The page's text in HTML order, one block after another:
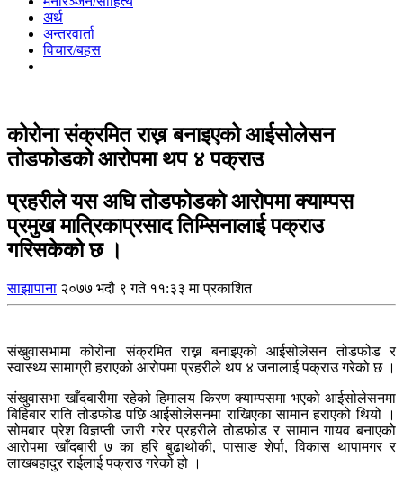
अर्थ
अन्तरवार्ता
विचार/बहस
कोरोना संक्रमित राख्न बनाइएको आईसोलेसन
तोडफोडको आरोपमा थप ४ पक्राउ
प्रहरीले यस अघि तोडफोडको आरोपमा क्याम्पस
प्रमुख मात्रिकाप्रसाद तिम्सिनालाई पक्राउ
गरिसकेको छ ।
साझापाना २०७७ भदौ ९ गते ११:३३ मा प्रकाशित
संखुवासभामा कोरोना संक्रमित राख्न बनाइएको आईसोलेसन तोडफोड र
स्वास्थ्य सामाग्री हराएको आरोपमा प्रहरीले थप ४ जनालाई पक्राउ गरेको छ ।
संखुवासभा खाँदबारीमा रहेको हिमालय किरण क्याम्पसमा भएको आईसोलेसनमा
बिहिबार राति तोडफोड पछि आईसोलेसनमा राखिएका सामान हराएको थियो ।
सोमबार प्रेश विज्ञप्ती जारी गरेर प्रहरीले तोडफोड र सामान गायव बनाएको
आरोपमा खाँदबारी ७ का हरि बुढाथोकी, पासाङ शेर्पा, विकास थापामगर र
लाखबहादुर राईलाई पक्राउ गरेको हो ।